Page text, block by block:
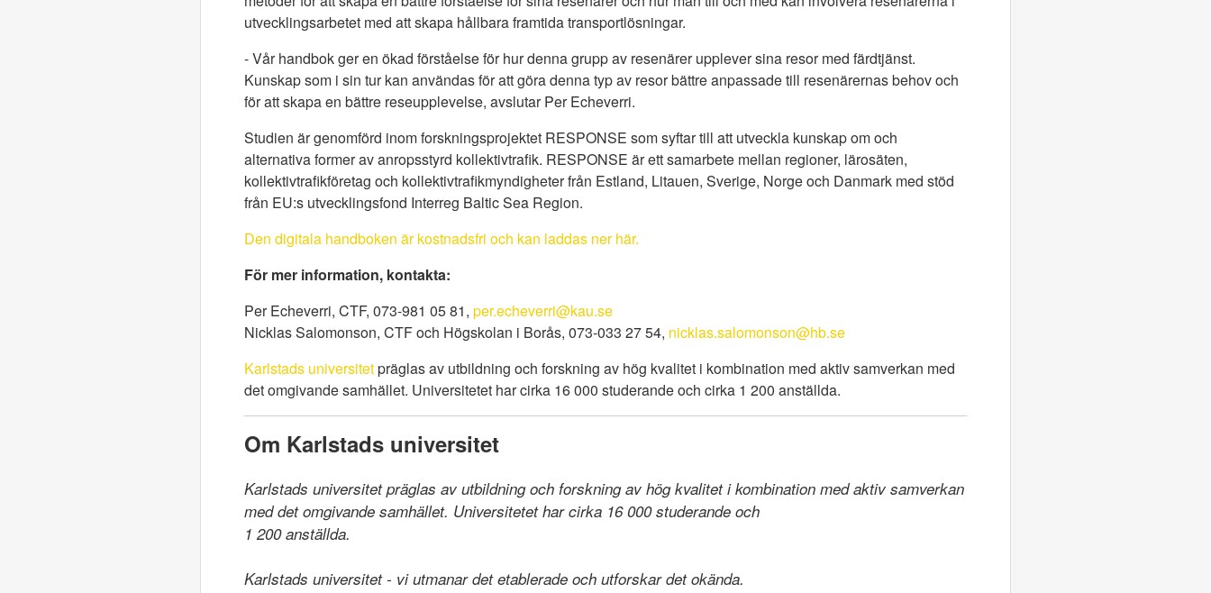
utvecklingsarbetet med att skapa hållbara framtida transportlösningar.
- Vår handbok ger en ökad förståelse för hur denna grupp av resenärer upplever sina resor med färdtjänst.
Kunskap som i sin tur kan användas för att göra denna typ av resor bättre anpassade till resenärernas behov och
för att skapa en bättre reseupplevelse, avslutar Per Echeverri.
Studien är genomförd inom forskningsprojektet RESPONSE som syftar till att utveckla kunskap om och
alternativa former av anropsstyrd kollektivtrafik. RESPONSE är ett samarbete mellan regioner, lärosäten,
kollektivtrafikföretag och kollektivtrafikmyndigheter från Estland, Litauen, Sverige, Norge och Danmark med stöd
från EU:s utvecklingsfond Interreg Baltic Sea Region.
Den digitala handboken är kostnadsfri och kan laddas ner här.
För mer information, kontakta:
Per Echeverri, CTF, 073-981 05 81, per.echeverri@kau.se
Nicklas Salomonson, CTF och Högskolan i Borås, 073-033 27 54, nicklas.salomonson@hb.se
Karlstads universitetpräglas av utbildning och forskning av hög kvalitet i kombination med aktiv samverkan med
det omgivande samhället. Universitetet har cirka 16 000 studerande och cirka 1 200 anställda.
Om Karlstads universitet
Karlstads universitet präglas av utbildning och forskning av hög kvalitet i kombination med aktiv samverkan
med det omgivande samhället. Universitetet har cirka 16 000 studerande och
1 200 anställda.
Karlstads universitet - vi utmanar det etablerade och utforskar det okända.